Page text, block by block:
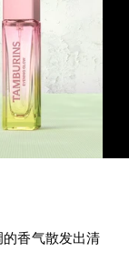
香气散发出清